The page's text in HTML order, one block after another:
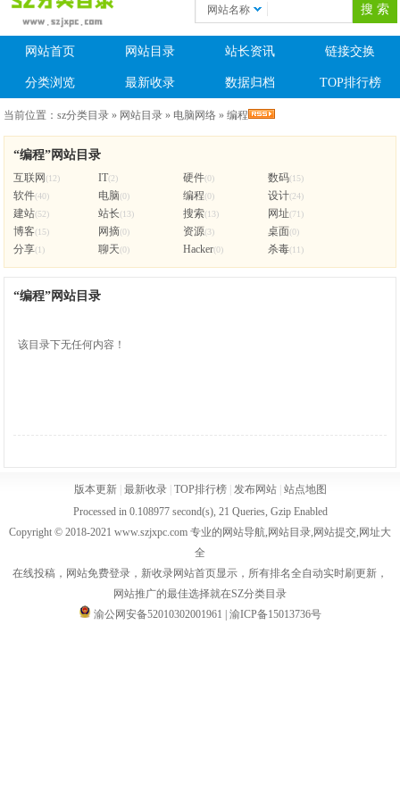
网站名称
网站首页 网站目录 站长资讯 链接交换
分类浏览 最新收录 数据归档 TOP排行榜
当前位置：sz分类目录 » 网站目录 » 电脑网络 »编程
“编程”网站目录
互联网(12) IT(2) 硬件(0) 数码(15)
软件(40) 电脑(0) 编程(0) 设计(24)
建站(52) 站长(13) 搜索(13) 网址(71)
博客(15) 网摘(0) 资源(3) 桌面(0)
分享(1) 聊天(0) Hacker(0) 杀毒(11)
“编程”网站目录
该目录下无任何内容！
版本更新| 最新收录| TOP排行榜| 发布网站| 站点地图
Processed in 0.108977 second(s), 21 Queries, Gzip Enabled
Copyright © 2018-2021 www.szjxpc.com 专业的网站导航,网站目录,网站提交,网址大
全
在线投稿，网站免费登录，新收录网站首页显示，所有排名全自动实时刷更新，
网站推广的最佳选择就在SZ分类目录
渝公网安备52010302001961
渝ICP备15013736号